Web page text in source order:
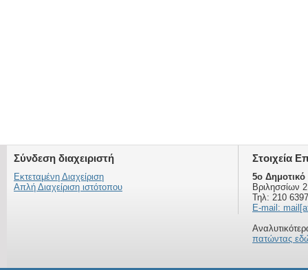
Σύνδεση διαχειριστή
Εκτεταμένη Διαχείριση
Απλή Διαχείριση ιστότοπου
Στοιχεία
5ο Δημοτικό
Βριλησσίων
Τηλ: 210
E-mail:
πατώντας